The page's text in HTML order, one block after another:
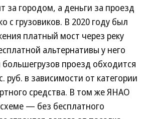
за городом, а деньги за проезд
с грузовиков. В 2020 году был
платный мост через реку
альтернативы у него
проезд обходится
руб. в зависимости от категории
средства. В том же ЯНАО
— без бесплатного